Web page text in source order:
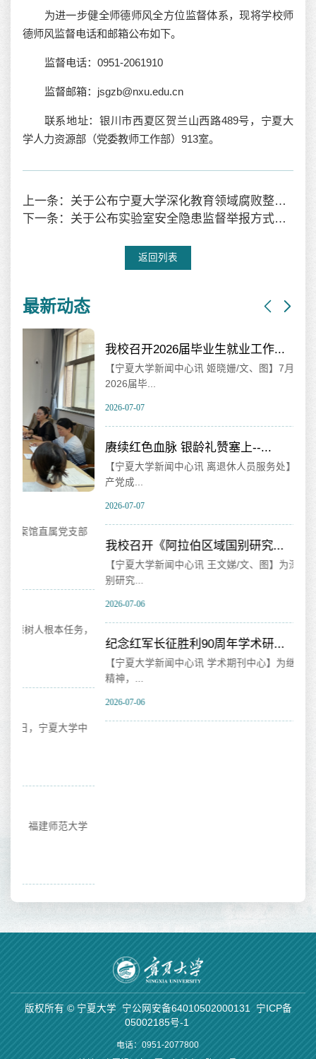
为进一步健全师德师风全方位监督体系，现将学校师
德师风监督电话和邮箱公布如下。
监督电话：0951-2061910
监督邮箱：jsgzb@nxu.edu.cn
联系地址：银川市西夏区贺兰山西路489号，宁夏大
学人力资源部（党委教师工作部）913室。
上一条：关于公布宁夏大学深化教育领域腐败整治工作问题反映及信访举报受理方式的公告
下一条：关于公布实验室安全隐患监督举报方式的通知
返回列表
最新动态
务，
我校召开2026届毕业生就业工作...
【宁夏大学新闻中心讯 姬晓姗/文、图】7月7日，我校召开
2026届毕...
2026-07-07
赓续红色血脉 银龄礼赞塞上--...
【宁夏大学新闻中心讯 离退休人员服务处】为热烈庆祝中国共
产党成...
我校召开《阿拉伯区域国别研究...
【宁夏大学新闻中心讯 王文娣/文、图】为深耕阿拉伯区域国
纪念红军长征胜利90周年学术研...
【宁夏大学新闻中心讯 学术期刊中心】为继承和弘扬伟大长征
版权所有 © 宁夏大学宁公网安备64010502000131
宁ICP备
05002185号-1
电话：0951-2077800